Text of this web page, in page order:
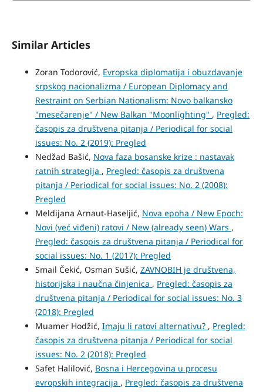
Similar Articles
Zoran Todorović, Evropska diplomatija i obuzdavanje
srpskog nacionalizma / European Diplomacy and
Restraint on Serbian Nationalism: Novo balkansko
"mesečarenje" / New Balkan "Moonlighting" , Pregled:
časopis za društvena pitanja / Periodical for social
issues: No. 2 (2019): Pregled
Nedžad Bašić, Nova faza bosanske krize : nastavak
ratnih strategija , Pregled: časopis za društvena
pitanja / Periodical for social issues: No. 2 (2008):
Pregled
Meldijana Arnaut-Haseljić, Nova epoha / New Epoch:
Novi (već viđeni) ratovi / New (already seen) Wars ,
Pregled: časopis za društvena pitanja / Periodical for
social issues: No. 1 (2017): Pregled
Smail Čekić, Osman Sušić, ZAVNOBIH je društvena,
historijska i naučna činjenica , Pregled: časopis za
društvena pitanja / Periodical for social issues: No. 3
(2018): Pregled
Muamer Hodžić, Imaju li ratovi alternativu? , Pregled:
časopis za društvena pitanja / Periodical for social
issues: No. 2 (2018): Pregled
Safet Halilović, Bosna i Hercegovina u procesu
evropskih integracija , Pregled: časopis za društvena